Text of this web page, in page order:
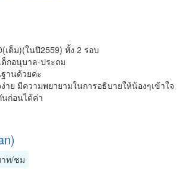
เต็ม)(ในปี2559) ทั้ง 2 รอบ
กอนุบาล-ประถม
านด้วยค่ะ
าย มีความพยายามในการอธิบายให้น้องๆเข้าใจ
นก่อนได้ค่า
ท/ชม